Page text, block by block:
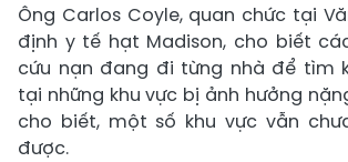
Ông Carlos Coyle, quan chức tại
định y tế hạt Madison, cho biết
cứu nạn đang đi từng nhà để tìm
tại những khu vực bị ảnh hưởng
cho biết, một số khu vực vẫn
được.